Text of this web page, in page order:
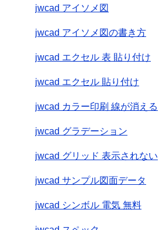
jwcad アイソメ図
jwcad アイソメ図の書き方
jwcad エクセル 表 貼り付け
jwcad エクセル 貼り付け
jwcad カラー印刷 線が消える
jwcad グラデーション
jwcad グリッド 表示されない
jwcad サンプル図面データ
jwcad シンボル 電気 無料